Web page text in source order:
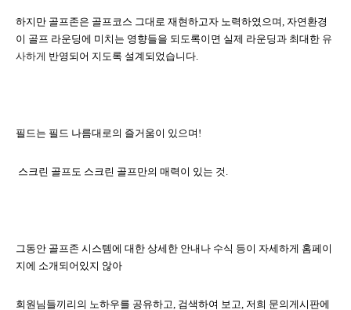
하지만 골프존은 골프코스 그대로 재현하고자 노력하였으며, 자연환경
이 골프 라운딩에 미치는 영향들을 되도록이면 실제 라운딩과 최대한 유
사하게 반영되어 지도록 설계되었습니다.
필드는 필드 나름대로의 즐거움이 있으며 !
스크린 골프도 스크린 골프만의 매력이 있는 것 .
그동안 골프존 시스템에 대한 상세한 안내나 수식 등이 자세하게 홈페이
지에 소개되어있지 않아
회원님들끼리의 노하우를 공유하고, 검색하여 보고, 저희 문의게시판에